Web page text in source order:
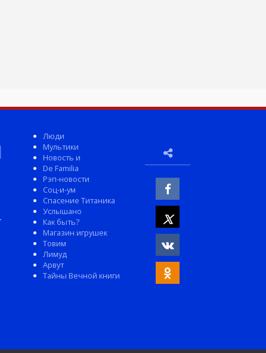
Люди
Мультики
Новость и
De Familia
Рэп-новости
Соц-и-ум
Спасение Титаника
Услышано
Как быть?
Магазин игрушек
Товим
Лимуд
Арвут
Тайны Вечной книги